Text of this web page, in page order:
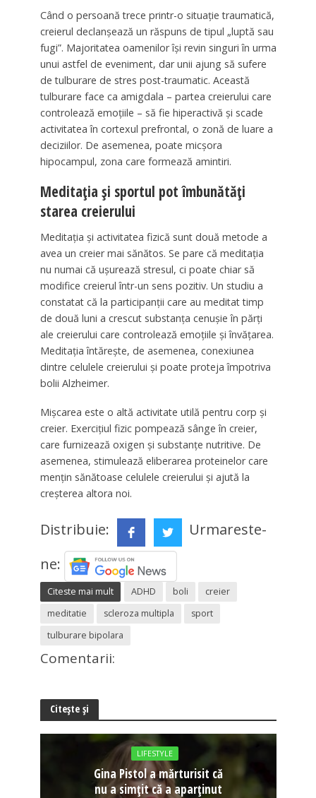
Când o persoană trece printr-o situație traumatică,
creierul declanșează un răspuns de tipul „luptă sau
fugi”. Majoritatea oamenilor își revin singuri în urma
unui astfel de eveniment, dar unii ajung să sufere
de tulburare de stres post-traumatic. Această
tulburare face ca amigdala – partea creierului care
controlează emoțiile – să fie hiperactivă și scade
activitatea în cortexul prefrontal, o zonă de luare a
deciziilor. De asemenea, poate micșora
hipocampul, zona care formează amintiri.
Meditația și sportul pot îmbunătăți
starea creierului
Meditația și activitatea fizică sunt două metode a
avea un creier mai sănătos. Se pare că meditația
nu numai că ușurează stresul, ci poate chiar să
modifice creierul într-un sens pozitiv. Un studiu a
constatat că la participanții care au meditat timp
de două luni a crescut substanța cenușie în părți
ale creierului care controlează emoțiile și învățarea.
Meditația întărește, de asemenea, conexiunea
dintre celulele creierului și poate proteja împotriva
bolii Alzheimer.
Mișcarea este o altă activitate utilă pentru corp și
creier. Exercițiul fizic pompează sânge în creier,
care furnizează oxigen și substanțe nutritive. De
asemenea, stimulează eliberarea proteinelor care
mențin sănătoase celulele creierului și ajută la
creșterea altora noi.
Distribuie:
Urmareste-
ne:
Citeste mai mult ADHD boli
creier
meditatie
scleroza multipla
sport
tulburare bipolara
Comentarii:
Citește și
LIFESTYLE
Gina Pistol a mărturisit că
nu a simțit că a aparținut